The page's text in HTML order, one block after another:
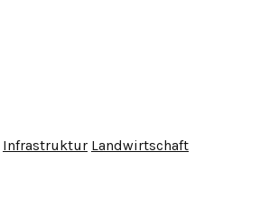
Infrastruktur Landwirtschaft